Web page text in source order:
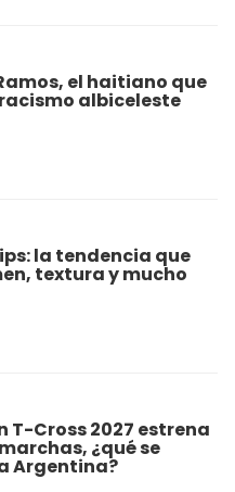
el haitiano que
albiceleste
la tendencia que
textura y mucho
T-Cross 2027 estrena
¿qué se
Argentina?